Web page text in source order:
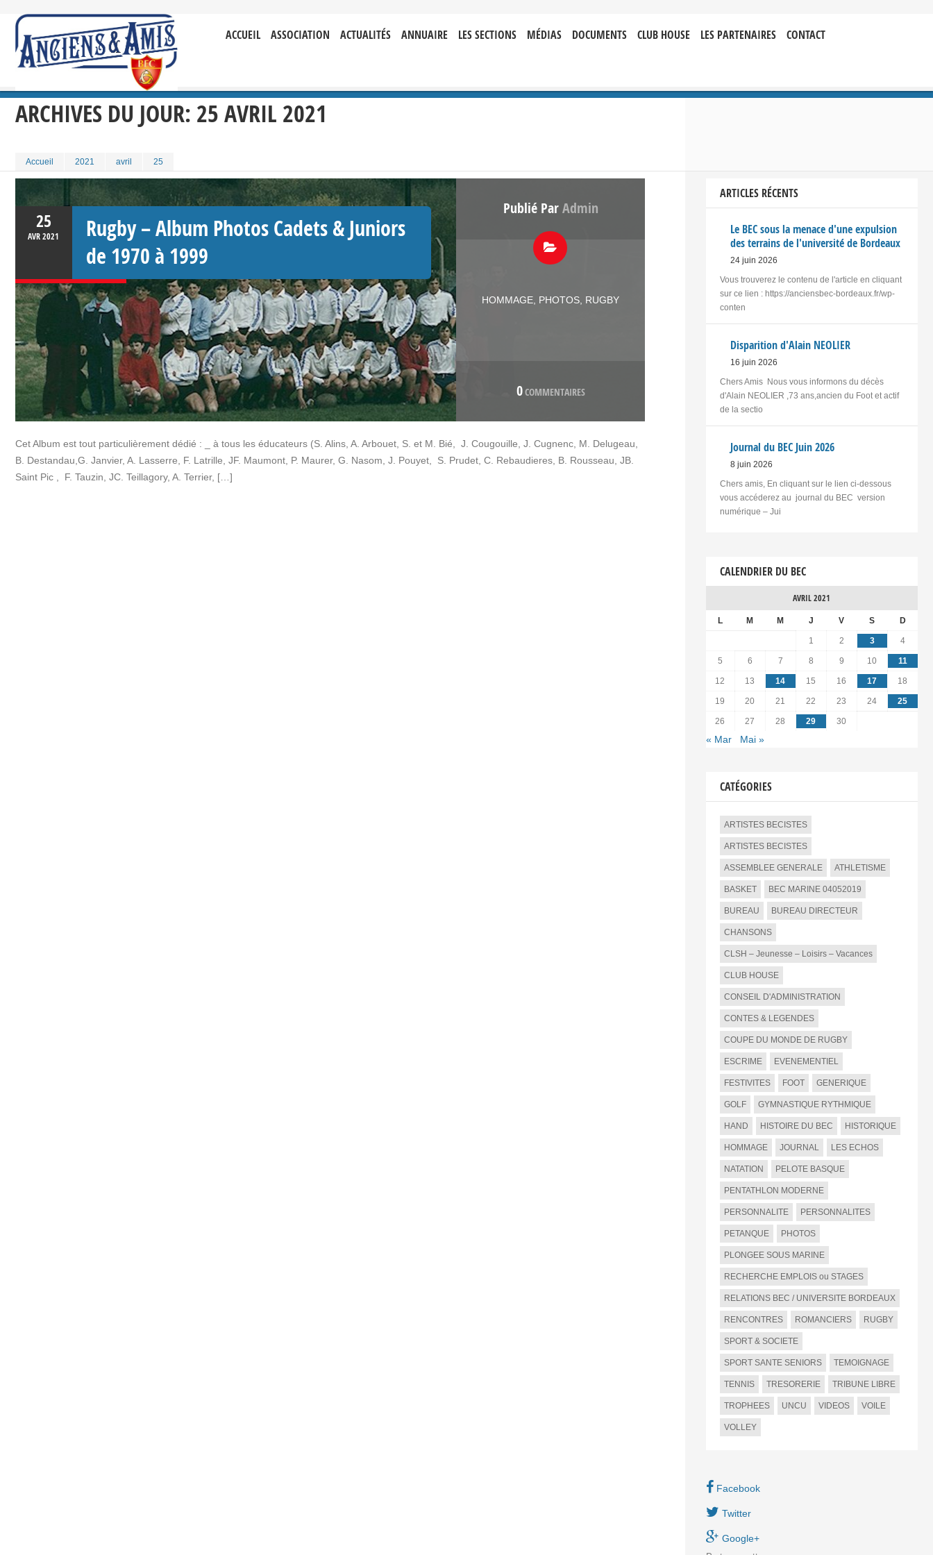
ACCUEIL ASSOCIATION ACTUALITÉS ANNUAIRE LES SECTIONS MÉDIAS DOCUMENTS CLUB HOUSE LES PARTENAIRES CONTACT
ARCHIVES DU JOUR: 25 AVRIL 2021
Accueil 2021 avril 25
25
AVR2021
Rugby – Album Photos Cadets & Juniors
de 1970 à 1999
Publié ParAdmin
HOMMAGE PHOTOS RUGBY
0COMMENTAIRES
Cet Album est tout particulièrement dédié : _ à tous les éducateurs (S. Alins, A. Arbouet, S. et M. Bié, J. Cougouille, J. Cugnenc, M. Delugeau,
B. Destandau,G. Janvier, A. Lasserre, F. Latrille, JF. Maumont, P. Maurer, G. Nasom, J. Pouyet, S. Prudet, C. Rebaudieres, B. Rousseau, JB.
Saint Pic , F. Tauzin, JC. Teillagory, A. Terrier, […]
ARTICLES RÉCENTS
Le BEC sous la menace d'une expulsion
des terrains de l'université de Bordeaux
24 juin 2026
Vous trouverez le contenu de l'article en cliquant
sur ce lien : https://anciensbec-bordeaux.fr/wp-
conten
Disparition d'Alain NEOLIER
16 juin 2026
Chers Amis Nous vous informons du décès
d'Alain NEOLIER ,73 ans,ancien du Foot et actif
de la sectio
Journal du BEC Juin 2026
8 juin 2026
Chers amis, En cliquant sur le lien ci-dessous
vous accéderez au journal du BEC version
numérique – Jui
CALENDRIER DU BEC
AVRIL 2021
L M M J V S D
1 2 3 4
5 6 7 8 9 10 11
12 13 14 15 16 17 18
19 20 21 22 23 24 25
26 27 28 29 30
« Mar Mai »
CATÉGORIES
ARTISTES BECISTES
ARTISTES BECISTES
ASSEMBLEE GENERALE ATHLETISME
BASKET BEC MARINE 04052019
BUREAU BUREAU DIRECTEUR
CHANSONS
CLSH – Jeunesse – Loisirs – Vacances
CLUB HOUSE
CONSEIL D'ADMINISTRATION
CONTES & LEGENDES
COUPE DU MONDE DE RUGBY
ESCRIME EVENEMENTIEL
FESTIVITES FOOT GENERIQUE
GOLF GYMNASTIQUE RYTHMIQUE
HAND HISTOIRE DU BEC HISTORIQUE
HOMMAGE JOURNAL LES ECHOS
NATATION PELOTE BASQUE
PENTATHLON MODERNE
PERSONNALITE PERSONNALITES
PETANQUE PHOTOS
PLONGEE SOUS MARINE
RECHERCHE EMPLOIS ou STAGES
RELATIONS BEC / UNIVERSITE BORDEAUX
RENCONTRES ROMANCIERS RUGBY
SPORT & SOCIETE
SPORT SANTE SENIORS TEMOIGNAGE
TENNIS TRESORERIE TRIBUNE LIBRE
TROPHEES UNCU VIDEOS VOILE
VOLLEY
Facebook
Twitter
Google+